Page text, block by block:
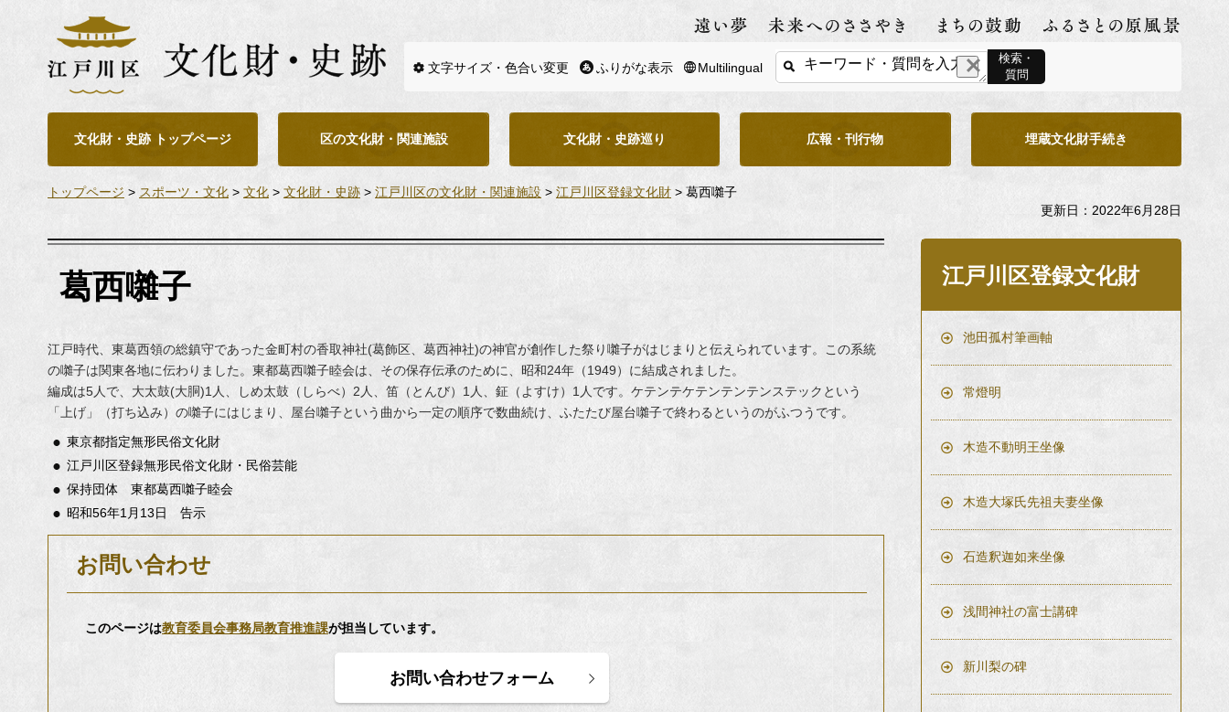
文字サイズ・色合い変更 ふりがな表示 Multilingual
検索・
質問
文化財・史跡 トップページ 区の文化財・関連施設 文化財・史跡巡り 広報・刊行物 埋蔵文化財手続き
トップページ > スポーツ・文化 > 文化 > 文化財・史跡 > 江戸川区の文化財・関連施設 > 江戸川区登録文化財 > 葛西囃子
更新日：2022年6月28日
葛西囃子
江戸時代、東葛西領の総鎮守であった金町村の香取神社(葛飾区、葛西神社)の神官が創作した祭り囃子がはじまりと伝えられています。この系統
の囃子は関東各地に伝わりました。東都葛西囃子睦会は、その保存伝承のために、昭和24年（1949）に結成されました。
編成は5人で、大太鼓(大胴)1人、しめ太鼓（しらべ）2人、笛（とんび）1人、鉦（よすけ）1人です。ケテンテケテンテンテンステックという
「上げ」（打ち込み）の囃子にはじまり、屋台囃子という曲から一定の順序で数曲続け、ふたたび屋台囃子で終わるというのがふつうです。
東京都指定無形民俗文化財
江戸川区登録無形民俗文化財・民俗芸能
保持団体 東都葛西囃子睦会
昭和56年1月13日 告示
お問い合わせ
このページは教育委員会事務局教育推進課が担当しています。
江戸川区登録文化財
池田孤村筆画軸
常燈明
木造不動明王坐像
木造大塚氏先祖夫妻坐像
石造釈迦如来坐像
浅間神社の富士講碑
新川梨の碑